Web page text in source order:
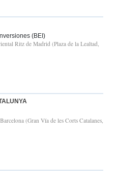
(BEI)
Ritz de Madrid (Plaza de la Lealtad,
(Gran Vía de les Corts Catalanes,